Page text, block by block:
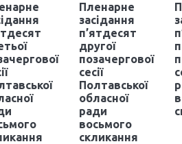
Пленарне
засідання
п’ятдесят
другої
позачергової
сесії
Полтавської
обласної
ради
восьмого
скликання